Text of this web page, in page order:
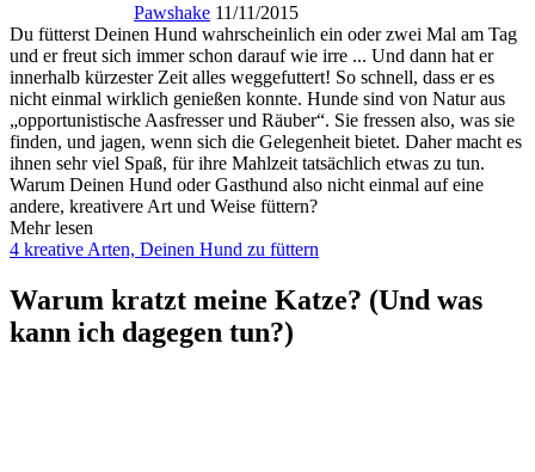
Pawshake 11/11/2015
Du fütterst Deinen Hund wahrscheinlich ein oder zwei Mal am Tag
und er freut sich immer schon darauf wie irre ... Und dann hat er
innerhalb kürzester Zeit alles weggefuttert! So schnell, dass er es
nicht einmal wirklich genießen konnte. Hunde sind von Natur aus
„opportunistische Aasfresser und Räuber“. Sie fressen also, was sie
finden, und jagen, wenn sich die Gelegenheit bietet. Daher macht es
ihnen sehr viel Spaß, für ihre Mahlzeit tatsächlich etwas zu tun.
Warum Deinen Hund oder Gasthund also nicht einmal auf eine
andere, kreativere Art und Weise füttern?
Mehr lesen
4 kreative Arten, Deinen Hund zu füttern
Warum kratzt meine Katze? (Und was
kann ich dagegen tun?)